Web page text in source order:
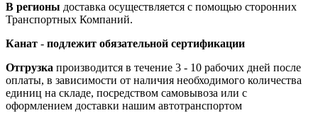
В регионы доставка осуществляется с помощью сторонних
Транспортных Компаний.
Канат - подлежит обязательной сертификации
Отгрузка производится в течение 3 - 10 рабочих дней после
оплаты, в зависимости от наличия необходимого количества
единиц на складе, посредством самовывоза или с
оформлением доставки нашим автотранспортом